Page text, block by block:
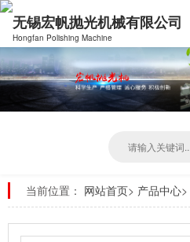
无锡宏帆抛光机械有限公司
Hongfan Polishing Machine
当前位置： 网站首页> 产品中心>